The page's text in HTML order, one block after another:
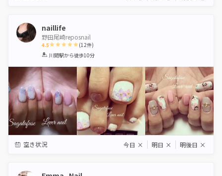
naillife
野田尾崎reposnail
4.5
1 2 3 4 5
(12件)
川間駅から徒歩10分
空き状況 今日 × 明日 × 明後日 ×